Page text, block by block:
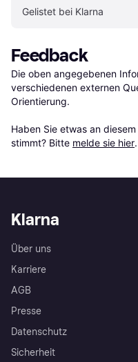
Gelistet bei Klarna
Feedback
Die oben angegebenen
verschiedenen externen
Orientierung.
Haben Sie etwas an
stimmt? Bitte melde sie hier.
Klarna
Über uns
Karriere
AGB
Presse
Datenschutz
Sicherheit